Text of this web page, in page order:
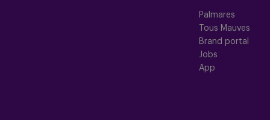
Palmares
Tous Mauves
Brand portal
Jobs
App